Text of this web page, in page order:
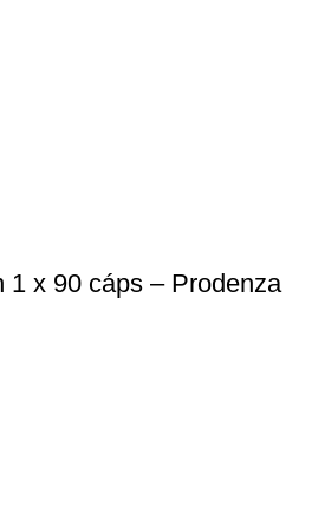
1 x 90 cáps – Prodenza